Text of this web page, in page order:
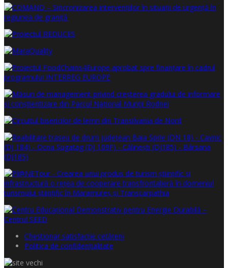
Chestionar satisfacţie cetăţeni
Politica de confidențialitate